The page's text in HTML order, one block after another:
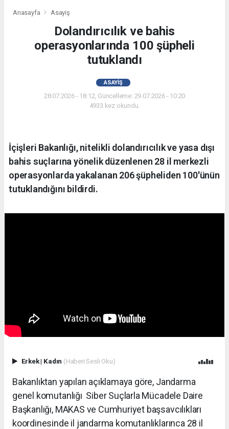
Anasayfa Asayiş
Dolandırıcılık ve bahis
operasyonlarında 100 şüpheli
tutuklandı
ASAYIŞ
28.07.2026 - 18:12, Güncelleme: 29.07.2026 - 10:20
4933 kez okundu.
İçişleri Bakanlığı, nitelikli dolandırıcılık ve yasa dışı
bahis suçlarına yönelik düzenlenen 28 il merkezli
operasyonlarda yakalanan 206 şüpheliden 100'ünün
tutuklandığını bildirdi.
Erkek| Kadın (Haberi Sesli Oku)
Bakanlıktan yapılan açıklamaya göre, Jandarma
genel komutanlığı Siber Suçlarla Mücadele Daire
Başkanlığı, MAKAS ve Cumhuriyet başsavcılıkları
koordinesinde il jandarma komutanlıklarınca 28 il